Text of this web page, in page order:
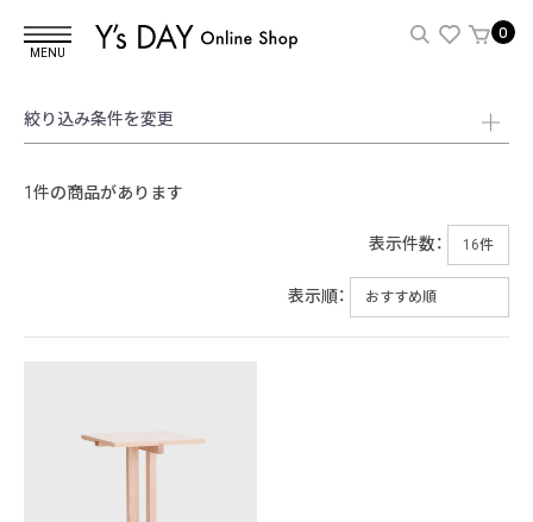
MENU
0
絞り込み条件を変更
1件の商品があります
表示件数：
表示順：